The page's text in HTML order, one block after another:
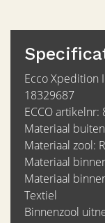
Ecco Xpedition
18329687
ECCO
Materiaal
Materiaal zool:
Materiaal
Materiaal
Textiel
Binnenzool